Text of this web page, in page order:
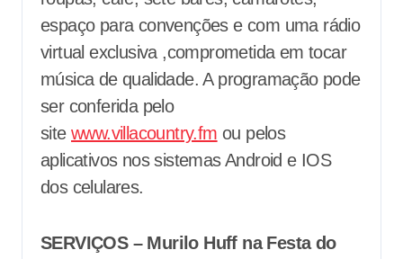
espaço para convenções e com uma rádio
virtual exclusiva ,comprometida em tocar
música de qualidade. A programação pode
ser conferida pelo
site www.villacountry.fm ou pelos
aplicativos nos sistemas Android e IOS
dos celulares.
SERVIÇOS – Murilo Huff na Festa do